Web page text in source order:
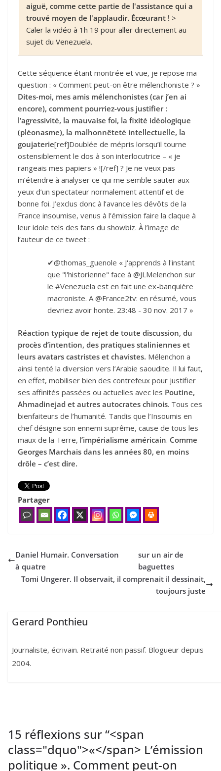
aiguë, comme cette partie de l'assistance qui a
trouvé moyen de l'applaudir. Écœurant ! >
Caler la vidéo à 1h 19 pour aller directement au
sujet du Venezuela.
Cette séquence étant montrée et vue, je repose ma
question : « Comment peut-on être mélenchoniste ? »
Dites-moi, mes amis mélenchonistes (car j’en ai
encore), comment pourriez-vous justifier :
l’agressivité, la mauvaise foi, la fixité idéologique
(pléonasme), la malhonnêteté intellectuelle, la
goujaterie[ref]Doublée de mépris lorsqu’il tourne
ostensiblement le dos à son interlocutrice – « je
rangeais mes papiers » ![/ref] ? Je ne veux pas
m’étendre à analyser ce qui me semble sauter aux
yeux d’un spectateur normalement attentif et de
bonne foi. J’exclus donc à l’avance les dévôts de la
France insoumise, venus à l’émission faire la claque à
leur idole tels des fans du showbiz. À l’image de
l’auteur de ce tweet :
✔@thomas_guenole « J'apprends à l'instant
que "l'historienne" face à @JLMelenchon sur
le #Venezuela est en fait une ex-banquière
macroniste. A @France2tv: en résumé, vous
devriez avoir honte. 23:48 - 30 nov. 2017 »
Réaction typique de rejet de toute discussion, du
procès d’intention, des pratiques staliniennes et
leurs avatars castristes et chavistes. Mélenchon a
ainsi tenté la diversion vers l’Arabie saoudite. Il lui faut,
en effet, mobiliser bien des contrefeux pour justifier
ses affinités passées ou actuelles avec les Poutine,
Ahmadinejad et autres autocrates chinois. Tous ces
bienfaiteurs de l’humanité. Tandis que l’Insoumis en
chef désigne son ennemi suprême, cause de tous les
maux de la Terre, l’impérialisme américain. Comme
Georges Marchais dans les années 80, en moins
drôle – c’est dire.
Partager
Daniel Humair. Conversation
à quatre
sur un air de
baguettes
Tomi Ungerer. Il observait, il comprenait il dessinait,
toujours juste
Gerard Ponthieu
Journaliste, écrivain. Retraité non passif. Blogueur depuis
2004.
15 réflexions sur “<span
class="dquo">«</span> L’émission
politique ». Comment peut-on